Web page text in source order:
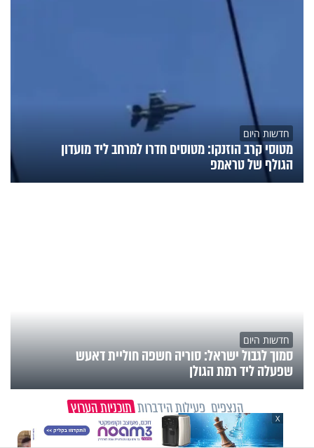
חדשות היום
מטוסי קרב הוזנקו: מטוסים חדרו למרחב ליד מועדון
הגולף של טראמפ
חדשות היום
סמוך לגבול ישראל: סוריה חשפה חוליית דאעש
שפעלה ליד רמת הגולן
הנצפים פעילות הידברות תוכניות הערוץ
וידיאו מגזין
X